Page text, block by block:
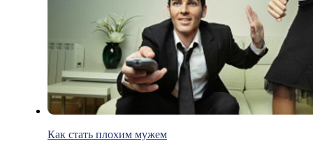
Как стать плохим мужем